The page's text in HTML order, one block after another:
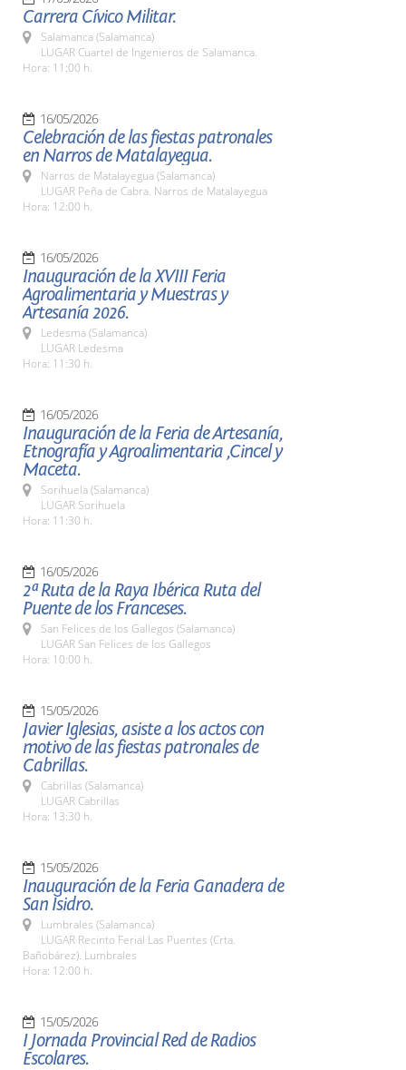
Carrera Cívico Militar.
Salamanca (Salamanca)
LUGAR Cuartel de Ingenieros de Salamanca.
Hora: 11:00 h.
16/05/2026
Celebración de las fiestas patronales
en Narros de Matalayegua.
Narros de Matalayegua (Salamanca)
LUGAR Peña de Cabra. Narros de Matalayegua
Hora: 12:00 h.
16/05/2026
Inauguración de la XVIII Feria
Agroalimentaria y Muestras y
Artesanía 2026.
Ledesma (Salamanca)
LUGAR Ledesma
Hora: 11:30 h.
16/05/2026
Inauguración de la Feria de Artesanía,
Etnografía y Agroalimentaria ,Cincel y
Maceta.
Sorihuela (Salamanca)
LUGAR Sorihuela
Hora: 11:30 h.
16/05/2026
2ª Ruta de la Raya Ibérica Ruta del
Puente de los Franceses.
San Felices de los Gallegos (Salamanca)
LUGAR San Felices de los Gallegos
Hora: 10:00 h.
15/05/2026
Javier Iglesias, asiste a los actos con
motivo de las fiestas patronales de
Cabrillas.
Cabrillas (Salamanca)
LUGAR Cabrillas
Hora: 13:30 h.
15/05/2026
Inauguración de la Feria Ganadera de
San Isidro.
Lumbrales (Salamanca)
LUGAR Recinto Ferial Las Puentes (Crta.
Bañobárez). Lumbrales
Hora: 12:00 h.
15/05/2026
I Jornada Provincial Red de Radios
Escolares.